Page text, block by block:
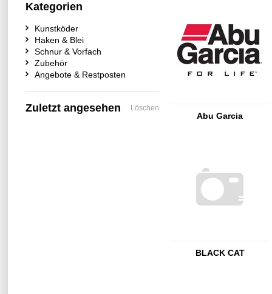
Abu Garcia
BLACK CAT
Kategorien
Kunstköder
Haken & Blei
Schnur & Vorfach
Zubehör
Angebote & Restposten
Zuletzt angesehen Löschen